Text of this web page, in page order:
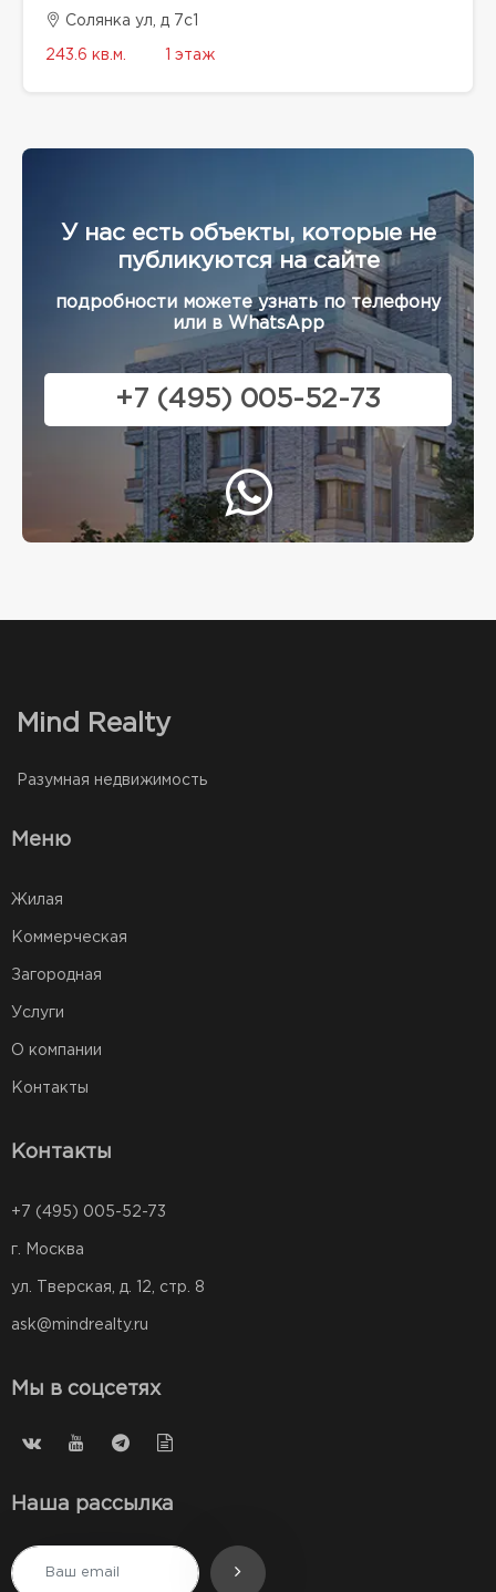
Солянка ул, д 7с1
243.6 кв.м. 1 этаж
У нас есть объекты, которые не
публикуются на сайте
подробности можете узнать по телефону
или в WhatsApp
+7 (495) 005-52-73
Mind Realty
Разумная недвижимость
Меню
Жилая
Коммерческая
Загородная
Услуги
О компании
Контакты
Контакты
+7 (495) 005-52-73
г. Москва
ул. Тверская, д. 12, стр. 8
ask@mindrealty.ru
Мы в соцсетях
Наша рассылка